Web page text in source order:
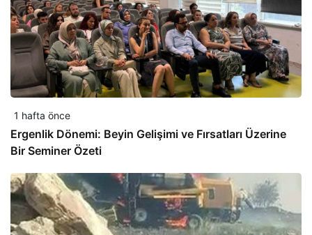
1 hafta önce
Ergenlik Dönemi: Beyin Gelişimi ve Fırsatları Üzerine
Bir Seminer Özeti